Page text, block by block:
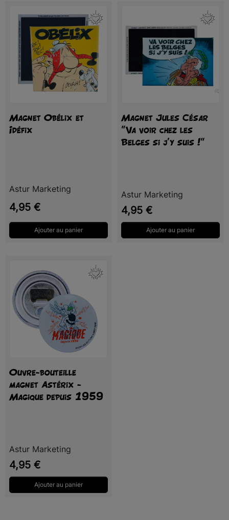
Magnet Obélix et
Idéfix
Astur Marketing
Prix
4,95 €
Ajouter au panier
Magnet Jules César
"Va voir chez les
Belges si j'y suis !"
Astur Marketing
Prix
4,95 €
Ajouter au panier
Ouvre-bouteille
magnet Astérix -
Magique depuis 1959
Astur Marketing
Prix
4,95 €
Ajouter au panier
Votre adresse e-mail sera uniquement utilisée pour vous
communiquer les résultats du tirage au sort.
S'abonner à notre newsletter la missive Toutatis
En participant, je reconnais avoir plus de 18 ans et avoir lu et